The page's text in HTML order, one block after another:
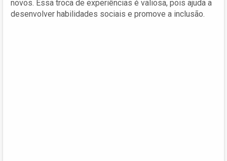
novos. Essa troca de experiências é valiosa, pois ajuda a
desenvolver habilidades sociais e promove a inclusão.